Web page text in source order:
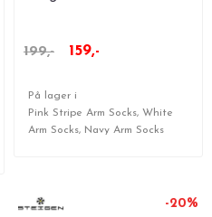
199,- 159,-
På lager i
Pink Stripe Arm Socks, White
Arm Socks, Navy Arm Socks
-20%